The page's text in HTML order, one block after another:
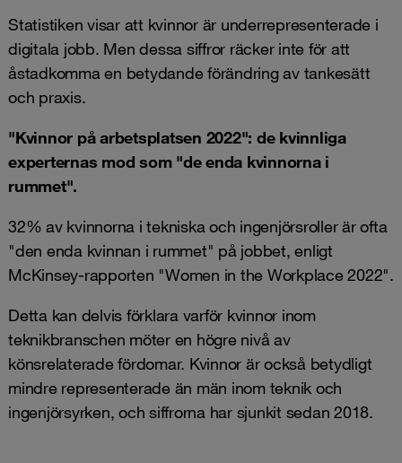
Statistiken visar att kvinnor är underrepresenterade i
digitala jobb. Men dessa siffror räcker inte för att
åstadkomma en betydande förändring av tankesätt
och praxis.
"Kvinnor på arbetsplatsen 2022": de kvinnliga
experternas mod som "de enda kvinnorna i
rummet".
32% av kvinnorna i tekniska och ingenjörsroller är ofta
"den enda kvinnan i rummet" på jobbet, enligt
McKinsey-rapporten "Women in the Workplace 2022".
Detta kan delvis förklara varför kvinnor inom
teknikbranschen möter en högre nivå av
könsrelaterade fördomar. Kvinnor är också betydligt
mindre representerade än män inom teknik och
ingenjörsyrken, och siffrorna har sjunkit sedan 2018.